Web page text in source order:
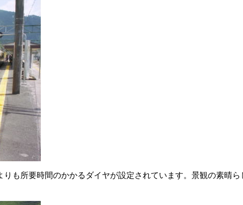
も所要時間のかかるダイヤが設定されています。景観の素晴